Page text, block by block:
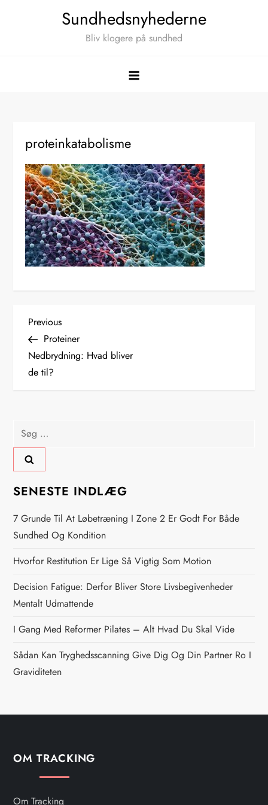
Sundhedsnyhederne
Bliv klogere på sundhed
proteinkatabolisme
I
n
d
æ
g
s
n
a
v
i
g
a
i
o
Previous
Post
Previous
Proteiner
Nedbrydning: Hvad bliver
de til?
Søg
efter:
SENESTE INDLÆG
7 Grunde Til At Løbetræning I Zone 2 Er Godt For Både
Sundhed Og Kondition
Hvorfor Restitution Er Lige Så Vigtig Som Motion
Decision Fatigue: Derfor Bliver Store Livsbegivenheder
Mentalt Udmattende
I Gang Med Reformer Pilates – Alt Hvad Du Skal Vide
Sådan Kan Tryghedsscanning Give Dig Og Din Partner Ro I
Graviditeten
OM TRACKING
Om Tracking